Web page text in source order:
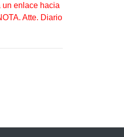
un enlace hacia
Atte. Diario